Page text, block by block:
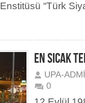
“Türk
EN SICAK
UPA-
0